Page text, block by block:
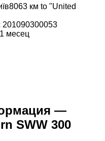
8063 км to "United
201090300053
месец
—
SWW 300